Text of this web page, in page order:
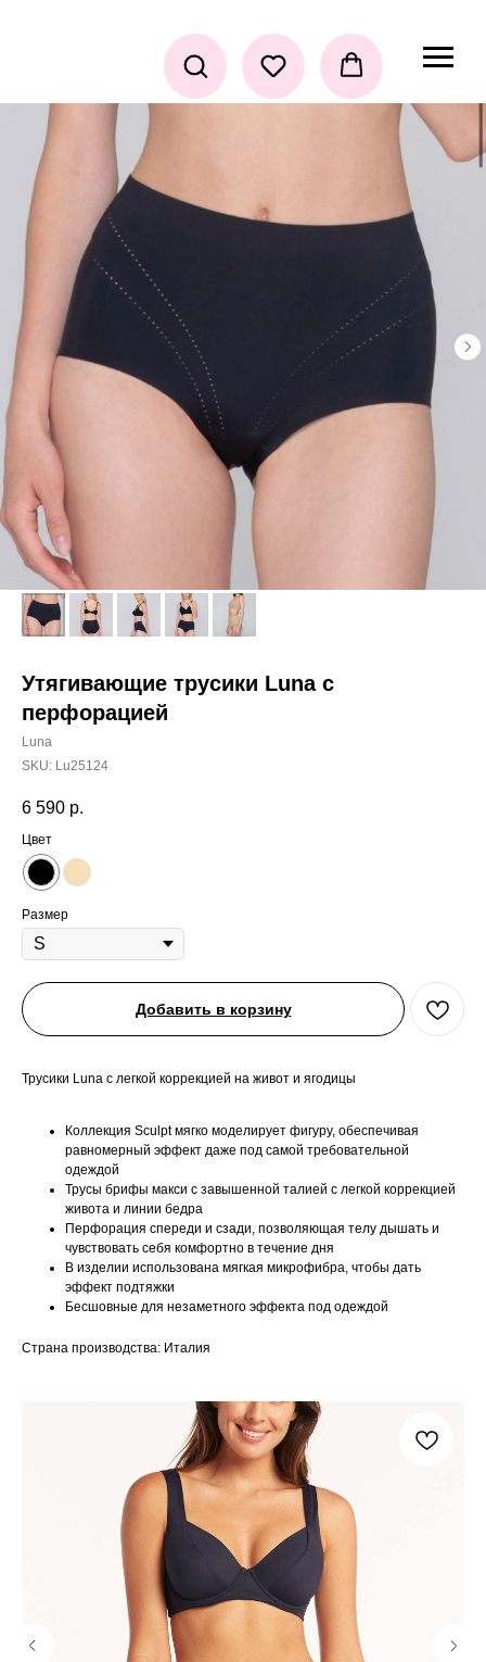
Утягивающие трусики Luna c
перфорацией
Luna
SKU: Lu25124
6 590 р.
Цвет
Размер
Добавить в корзину
Трусики Luna с легкой коррекцией на живот и ягодицы
Коллекция Sculpt мягко моделирует фигуру, обеспечивая
равномерный эффект даже под самой требовательной
одеждой
Трусы брифы макси с завышенной талией с легкой коррекцией
живота и линии бедра
Перфорация спереди и сзади, позволяющая телу дышать и
чувствовать себя комфортно в течение дня
В изделии использована мягкая микрофибра, чтобы дать
эффект подтяжки
Бесшовные для незаметного эффекта под одеждой
Страна производства: Италия